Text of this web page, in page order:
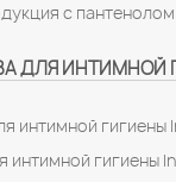
с пантенолом
ДЛЯ ИНТИМНОЙ
интимной гигиены
интимной гигиены